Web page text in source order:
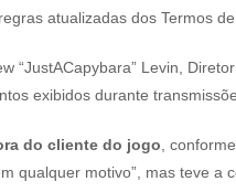
atualizadas dos Termos
“JustACapybara” Levin,
exibidos durante
do cliente do jogo ,
qualquer motivo”, mas teve a